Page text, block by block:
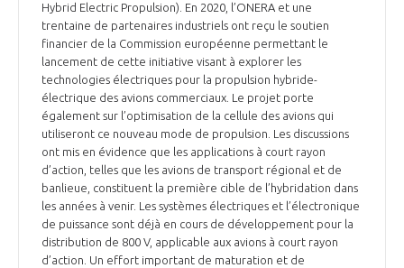
Hybrid Electric Propulsion). En 2020, l’ONERA et une
trentaine de partenaires industriels ont reçu le soutien
financier de la Commission européenne permettant le
lancement de cette initiative visant à explorer les
technologies électriques pour la propulsion hybride-
électrique des avions commerciaux. Le projet porte
également sur l’optimisation de la cellule des avions qui
utiliseront ce nouveau mode de propulsion. Les discussions
ont mis en évidence que les applications à court rayon
d’action, telles que les avions de transport régional et de
banlieue, constituent la première cible de l’hybridation dans
les années à venir. Les systèmes électriques et l’électronique
de puissance sont déjà en cours de développement pour la
distribution de 800 V, applicable aux avions à court rayon
d’action. Un effort important de maturation et de